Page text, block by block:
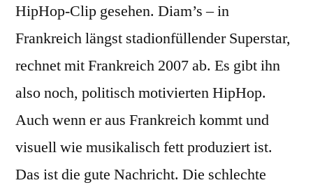
HipHop-Clip gesehen. Diam’s – in
Frankreich längst stadionfüllender Superstar,
rechnet mit Frankreich 2007 ab. Es gibt ihn
also noch, politisch motivierten HipHop.
Auch wenn er aus Frankreich kommt und
visuell wie musikalisch fett produziert ist.
Das ist die gute Nachricht. Die schlechte